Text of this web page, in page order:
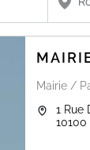
Mairie /
1 Rue
10100